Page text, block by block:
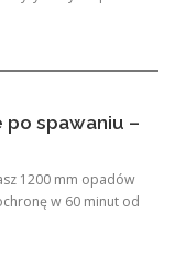
spawaniu –
1200 mm opadów
w 60 minut od